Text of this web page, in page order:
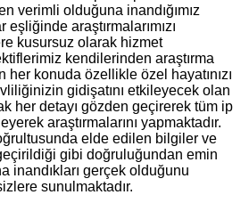
verimli olduğuna inandığımız
araştırmalarımızı
kusursuz olarak hizmet
kendilerinden araştırma
her konuda özellikle özel hayatınızı
gidişatını etkileyecek olan
her detayı gözden geçirerek tüm ip
araştırmalarını yapmaktadır.
elde edilen bilgiler ve
gibi doğruluğundan emin
inandıkları gerçek olduğunu
sunulmaktadır.